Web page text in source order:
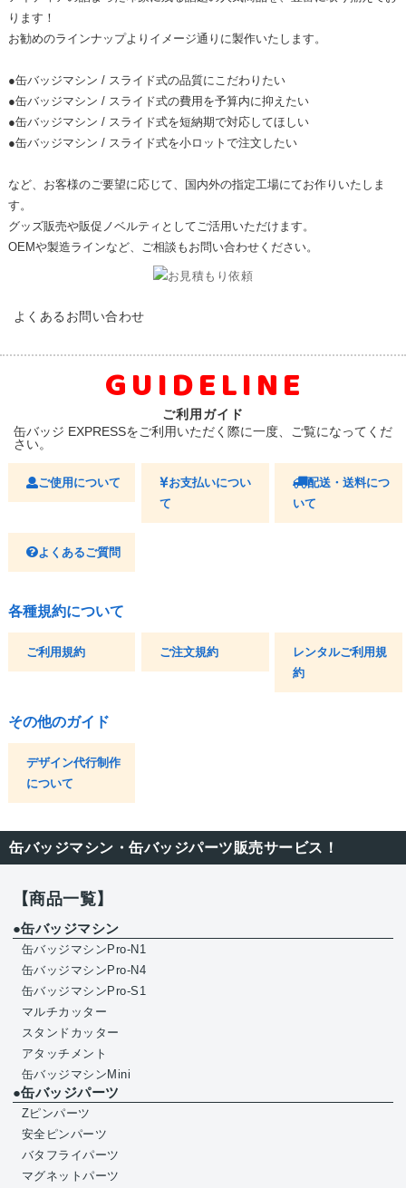
ります！
お勧めのラインナップよりイメージ通りに製作いたします。
●缶バッジマシン / スライド式の品質にこだわりたい
●缶バッジマシン / スライド式の費用を予算内に抑えたい
●缶バッジマシン / スライド式を短納期で対応してほしい
●缶バッジマシン / スライド式を小ロットで注文したい
など、お客様のご要望に応じて、国内外の指定工場にてお作りいたしま
す。
グッズ販売や販促ノベルティとしてご活用いただけます。
OEMや製造ラインなど、ご相談もお問い合わせください。
よくあるお問い合わせ
GUIDELINE
ご利用ガイド
缶バッジ EXPRESSをご利用いただく際に一度、ご覧になってくだ
さい。
ご使用について
お支払いについ
て
配送・送料につ
いて
よくあるご質問
各種規約について
ご利用規約 ご注文規約
レンタルご利用規
約
その他のガイド
デザイン代行制作
について
缶バッジマシン・缶バッジパーツ販売サービス！
【商品一覧】
●缶バッジマシン
缶バッジマシンPro-N1
缶バッジマシンPro-N4
缶バッジマシンPro-S1
マルチカッター
スタンドカッター
アタッチメント
缶バッジマシンMini
●缶バッジパーツ
Zピンパーツ
安全ピンパーツ
バタフライパーツ
マグネットパーツ